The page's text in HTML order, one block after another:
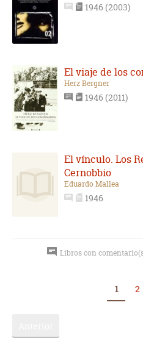
1946 (2003)
El viaje de los
Herz Bergner
1946 (2011)
El vínculo. Los
Cernobbio
Eduardo Mallea
1946
Libros con
1 2